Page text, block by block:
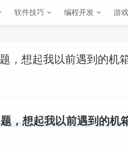
软件技巧 编程开发 游戏
，想起我以前遇到的机
，想起我以前遇到的机